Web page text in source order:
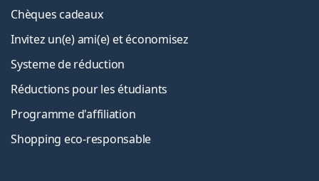
Chèques cadeaux
Invitez un(e) ami(e) et économisez
Systeme de réduction
Réductions pour les étudiants
Programme d'affiliation
Shopping eco-responsable